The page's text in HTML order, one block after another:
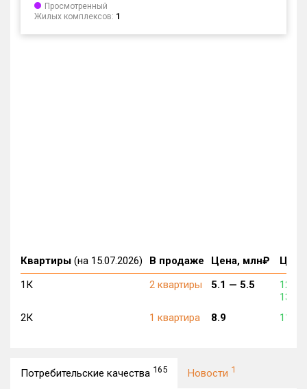
Просмотренный
Жилых комплексов: 1
Квартиры (на 15.07.2026) В продаже Цена, млн₽
1К
2 квартиры 5.1 — 5.5
122
135
2К
1 квартира 8.9 110
Потребительские качества 165 Новости 1